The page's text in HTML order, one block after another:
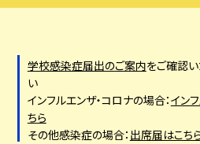
学校感染症届出のご案内をご確認
い
インフルエンザ・コロナの場合：イン
ちら
その他感染症の場合： 出席届はこち